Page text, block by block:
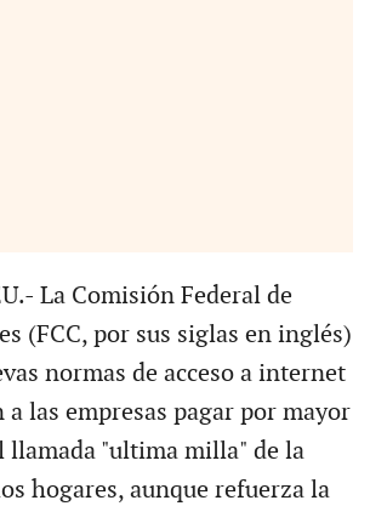
La Comisión Federal de
(FCC, por sus siglas en inglés)
normas de acceso a internet
las empresas pagar por mayor
llamada "ultima milla" de la
hogares, aunque refuerza la